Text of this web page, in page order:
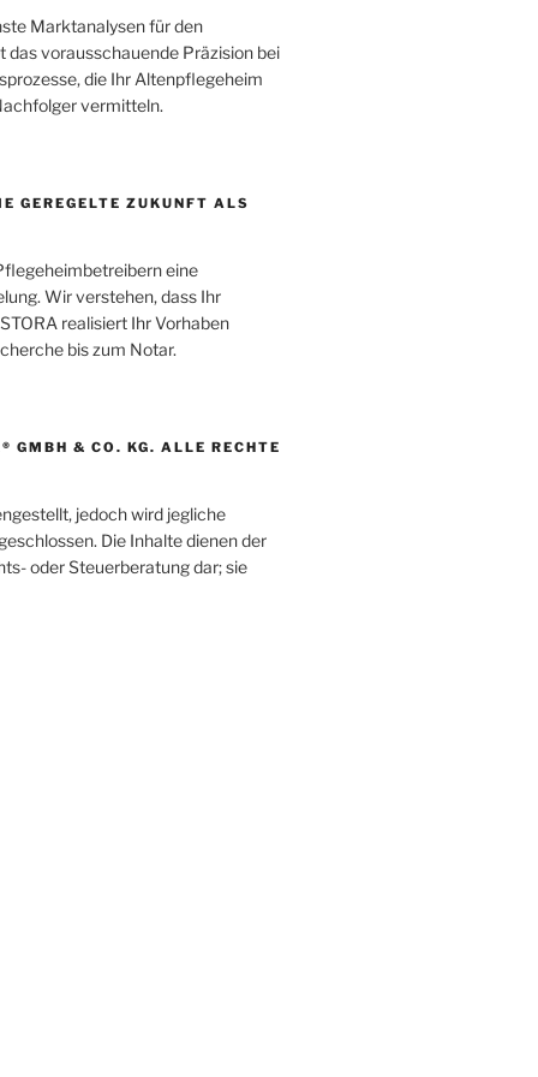
Marktanalysen für den
das vorausschauende Präzision bei
die Ihr Altenpflegeheim
vermitteln.
GEREGELTE ZUKUNFT ALS
eine
Wir verstehen, dass Ihr
realisiert Ihr Vorhaben
bis zum Notar.
& CO. KG. ALLE RECHTE
jedoch wird jegliche
Die Inhalte dienen der
oder Steuerberatung dar; sie